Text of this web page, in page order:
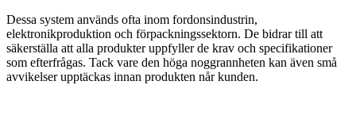
Dessa system används ofta inom fordonsindustrin,
elektronikproduktion och förpackningssektorn. De bidrar till att
säkerställa att alla produkter uppfyller de krav och specifikationer
som efterfrågas. Tack vare den höga noggrannheten kan även små
avvikelser upptäckas innan produkten når kunden.